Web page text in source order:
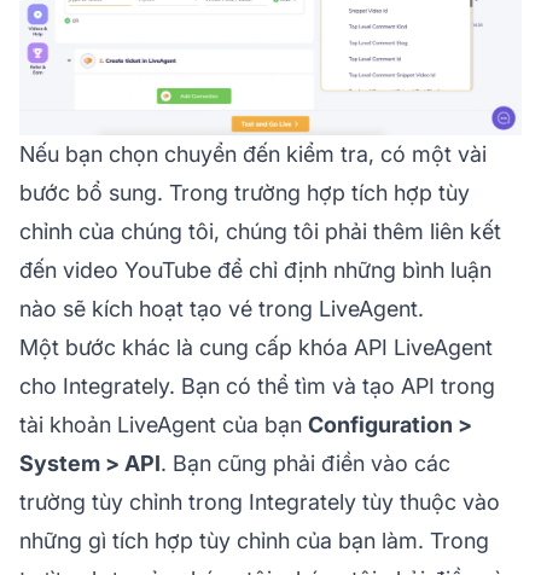
Nếu bạn chọn chuyển đến kiểm tra, có một vài
bước bổ sung. Trong trường hợp tích hợp tùy
chỉnh của chúng tôi, chúng tôi phải thêm liên kết
đến video YouTube để chỉ định những bình luận
nào sẽ kích hoạt tạo vé trong LiveAgent.
Một bước khác là cung cấp khóa API LiveAgent
cho Integrately. Bạn có thể tìm và tạo API trong
tài khoản LiveAgent của bạn Configuration >
System > API. Bạn cũng phải điền vào các
trường tùy chỉnh trong Integrately tùy thuộc vào
những gì tích hợp tùy chỉnh của bạn làm. Trong